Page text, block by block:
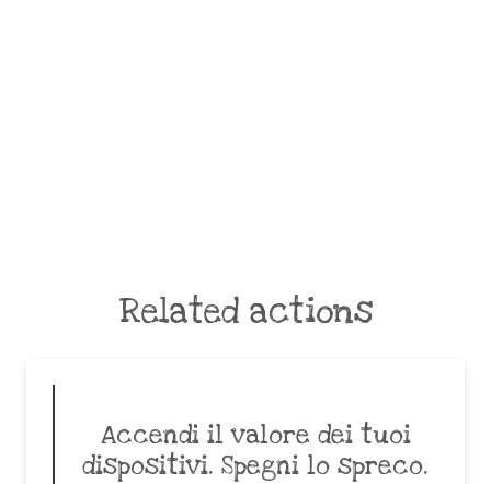
Related actions
Accendi il valore dei tuoi
dispositivi. Spegni lo spreco.